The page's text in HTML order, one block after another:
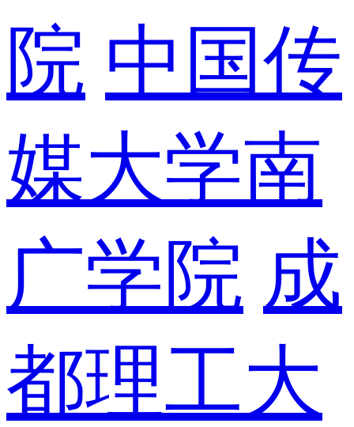
院 中国传
媒大学南
广学院 成
都理工大